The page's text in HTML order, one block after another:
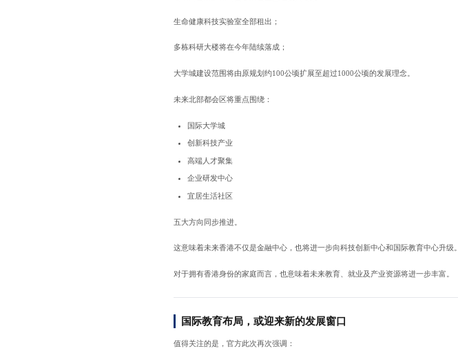
生命健康科技实验室全部租出；
多栋科研大楼将在今年陆续落成；
大学城建设范围将由原规划约100公顷扩展至超过1000公顷的发展理念。
未来北部都会区将重点围绕：
国际大学城
创新科技产业
高端人才聚集
企业研发中心
宜居生活社区
五大方向同步推进。
这意味着未来香港不仅是金融中心，也将进一步向科技创新中心和国际教育中心升级。
对于拥有香港身份的家庭而言，也意味着未来教育、就业及产业资源将进一步丰富。
国际教育布局，或迎来新的发展窗口
值得关注的是，官方此次再次强调：